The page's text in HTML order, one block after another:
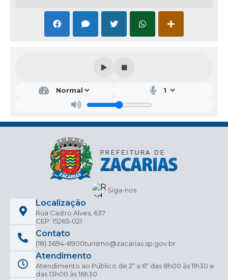
AUTORIZO A INEXIGIBILIDADE E LICITAÇÃO 004/2026,
nos termos descritos abaixo:
Objeto a ser contratado: AQUISIÇÃO DE MEDICAMENTO
PARA ATENDIMENTO DE ORDEM JUDICIAL
Prazo de Vigência: 60 (sessenta) dias
Valor Total: R$51.498,00 (cinquenta e um mil
Fundamento Legal: Artigo 74, inciso I da Lei Federal
Determino, ainda, que seja dada a devida publicidade
legal ao contrato, em atendimento ao preceito do artigo
72, parágrafo único da Lei 14.133/2021, para que fique à
disposição do público em sítio eletrônico oficial.
Zacarias-SP, 04 de março de 2026.
HEDER JEAN BRUNO DE OLIVEIRA
Siga-nos
Localização
Rua Castro Alves, 637
CEP: 15265-021
Contato
(18) 3694-8900turismo@zacarias.sp.gov.br
Atendimento
Atendimento ao Público de 2ª a 6ª das 8h00 às 11h30 e
das 13h00 às 16h30